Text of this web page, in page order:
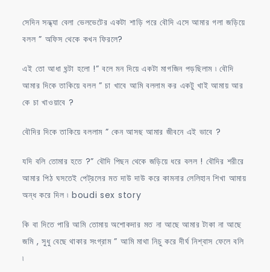
সেদিন সন্ধ্যা বেলা ভেলভেটের একটা শাড়ি পরে বৌদি এসে আমার গলা জড়িয়ে
বলল ” অফিস থেকে কখন ফিরলে?
এই তো আধা ঘন্টা হলো !” বলে মন দিয়ে একটা মাগজিন পড়ছিলাম ৷ বৌদি
আমার দিকে তাকিয়ে বলল ” চা খাবে আমি বললাম কর একটু খাই আমায় আর
কে চা খাওয়াবে ?
বৌদির দিকে তাকিয়ে বললাম ” কেন আসছ আমার জীবনে এই ভাবে ?
যদি বলি তোমার হতে ?” বৌদি পিছন থেকে জড়িয়ে ধরে বলল ! বৌদির শরীরে
আমার পিঠ ঘসতেই পেট্রলের মত দাউ দাউ করে কামনার লেলিহান শিখা আমায়
অন্ধ করে দিল ৷ boudi sex story
কি বা দিতে পারি আমি তোমায় অশোকদার মত না আছে আমার টাকা না আছে
জমি , সুধু বেছে থাকার সংগ্রাম ” আমি মাথা নিচু করে দীর্ঘ নিশ্বাস ফেলে বলি
৷